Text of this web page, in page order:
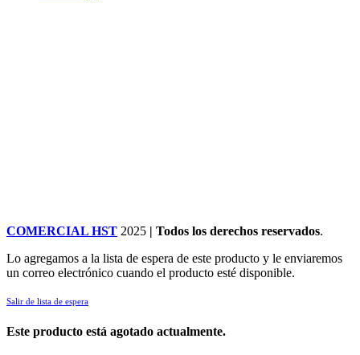
COMERCIAL HST 2025 | Todos los derechos reservados.
Lo agregamos a la lista de espera de este producto y le enviaremos
un correo electrónico cuando el producto esté disponible.
Salir de lista de espera
Este producto está agotado actualmente.